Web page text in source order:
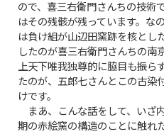
ので、喜三右衛門さんちの技術
はその残骸が残っています。な
は負け組が山辺田窯跡を核とし
したのが喜三右衛門さんちの南
上天下唯我独尊的に脇目も振ら
たのが、五郎七さんとこの古染
けです。
まあ、こんな話をして、いざ
期の赤絵窯の構造のことに触れ